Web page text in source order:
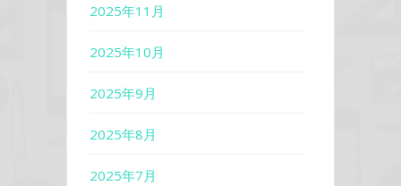
2025年11月
2025年10月
2025年9月
2025年8月
2025年7月